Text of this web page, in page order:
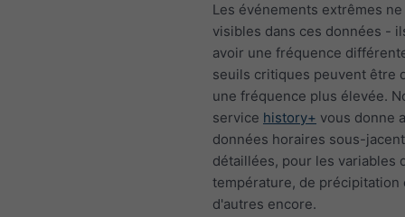
Les événements extrêmes
visibles dans ces données -
avoir une fréquence
seuils critiques peuvent être
une fréquence plus élevée.
service history+ vous donne
données horaires sous-
détaillées, pour les variables
température, de précipitation
d'autres encore.